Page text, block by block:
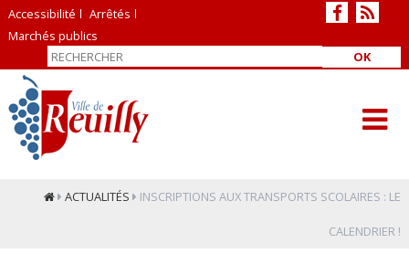
Accessibilité
Arrêtés
Marchés publics
OK
ACTUALITÉS INSCRIPTIONS AUX TRANSPORTS SCOLAIRES : LE
CALENDRIER !